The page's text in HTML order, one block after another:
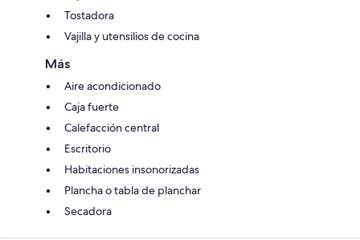
Tostadora
Vajilla y utensilios de cocina
Más
Aire acondicionado
Caja fuerte
Calefacción central
Escritorio
Habitaciones insonorizadas
Plancha o tabla de planchar
Secadora